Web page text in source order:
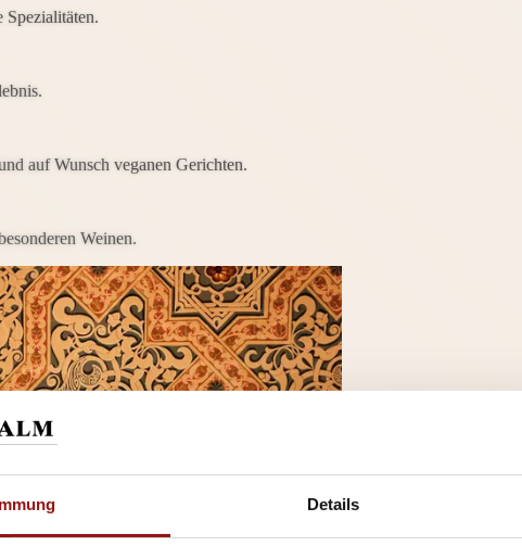
Details
Spezialitäten.
auf Wunsch veganen Gerichten.
Weinen.